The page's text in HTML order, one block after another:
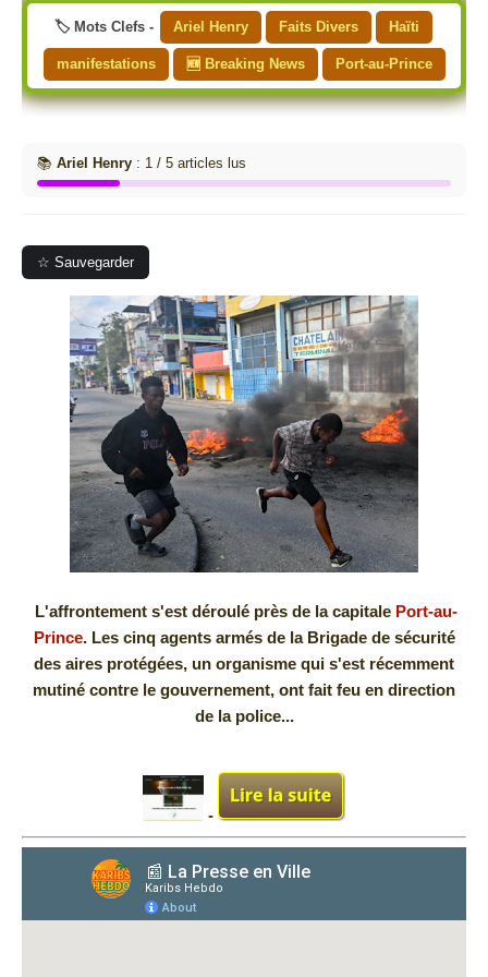
🏷️ Mots Clefs - Ariel Henry Faits Divers Haïti
manifestations 🆕 Breaking News Port-au-Prince
📚 Ariel Henry : 1 / 5 articles lus
☆ Sauvegarder
L'affrontement s'est déroulé près de la capitale Port-au-
Prince. Les cinq agents armés de la Brigade de sécurité
des aires protégées, un organisme qui s'est récemment
mutiné contre le gouvernement, ont fait feu en direction
de la police...
-